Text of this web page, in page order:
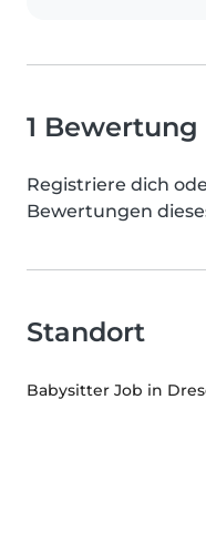
1 Bewertung
Registriere dich
Bewertungen
Standort
Babysitter Job in